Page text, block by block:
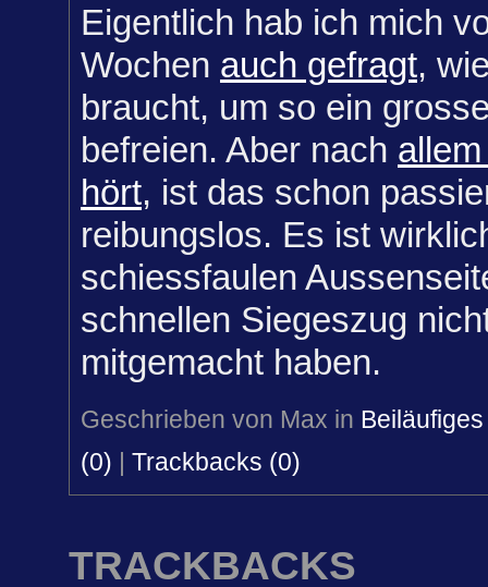
Eigentlich hab ich mich
Wochen auch gefragt,
braucht, um so ein
befreien. Aber nach
hört, ist das schon
reibungslos. Es ist
schiessfaulen
schnellen Siegeszug
mitgemacht haben.
Geschrieben von Max in Beiläufiges
(0)
Trackbacks (0)
TRACKBACKS